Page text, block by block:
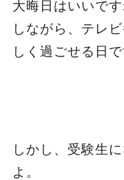
大晦日はいいで
しながら、テレ
しく過ごせる日で
しかし、受験生
よ。